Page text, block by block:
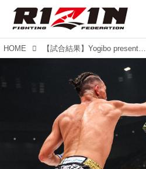
HOME 【試合結果】Yogibo presents RIZIN.48 第5試合／矢地祐介 vs. 宇佐美正パトリック